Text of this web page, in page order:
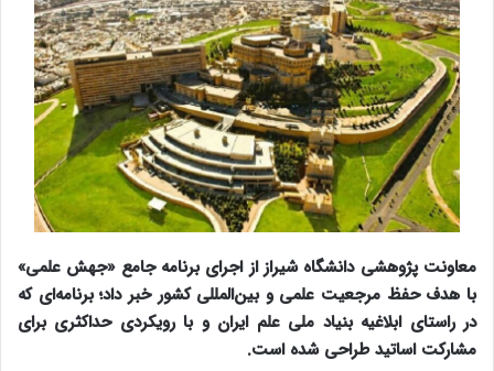
معاونت پژوهشی دانشگاه شیراز از اجرای برنامه جامع «جهش علمی»
با هدف حفظ مرجعیت علمی و بین‌المللی کشور خبر داد؛ برنامه‌ای که
در راستای ابلاغیه بنیاد ملی علم ایران و با رویکردی حداکثری برای
مشارکت اساتید طراحی شده است.